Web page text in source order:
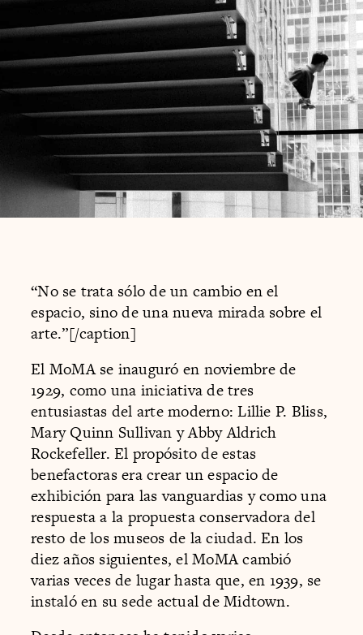
“No se trata sólo de un cambio en el
espacio, sino de una nueva mirada sobre el
arte.”[/caption]
El MoMA se inauguró en noviembre de
1929, como una iniciativa de tres
entusiastas del arte moderno: Lillie P. Bliss,
Mary Quinn Sullivan y Abby Aldrich
Rockefeller. El propósito de estas
benefactoras era crear un espacio de
exhibición para las vanguardias y como una
respuesta a la propuesta conservadora del
resto de los museos de la ciudad. En los
diez años siguientes, el MoMA cambió
varias veces de lugar hasta que, en 1939, se
instaló en su sede actual de Midtown.